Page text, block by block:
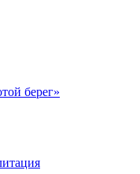
берег»